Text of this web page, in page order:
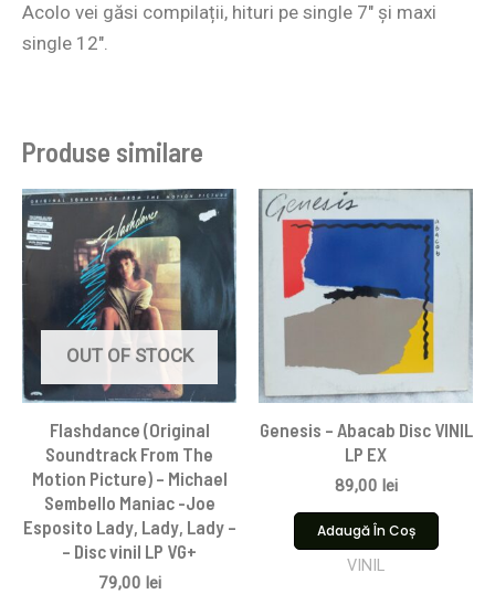
Acolo vei găsi compilații, hituri pe single 7″ și maxi
single 12″.
Produse similare
OUT OF STOCK
Flashdance (Original
Soundtrack From The
Motion Picture) – Michael
Sembello Maniac -Joe
Esposito Lady, Lady, Lady –
– Disc vinil LP VG+
79,00 lei
Genesis – Abacab Disc VINIL
LP EX
89,00 lei
Adaugă În Coș
VINIL